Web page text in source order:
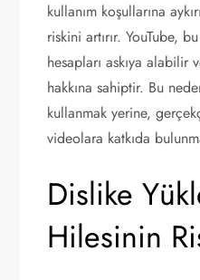
kullanım koşullarına
riskini artırır. YouTube,
hesapları askıya alabilir
hakkına sahiptir. Bu
kullanmak yerine,
videolara katkıda
Dislike
Hilesinin